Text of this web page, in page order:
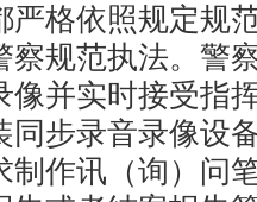
严格依照规定规
规范执法。警
像并实时接受指
同步录音录像设
制作讯（询）问